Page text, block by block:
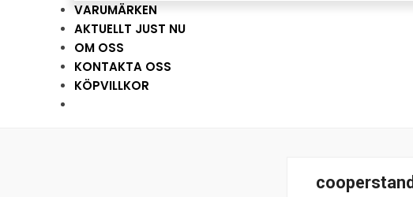
VARUMÄRKEN
AKTUELLT JUST NU
OM OSS
KONTAKTA OSS
KÖPVILLKOR
cooperstand